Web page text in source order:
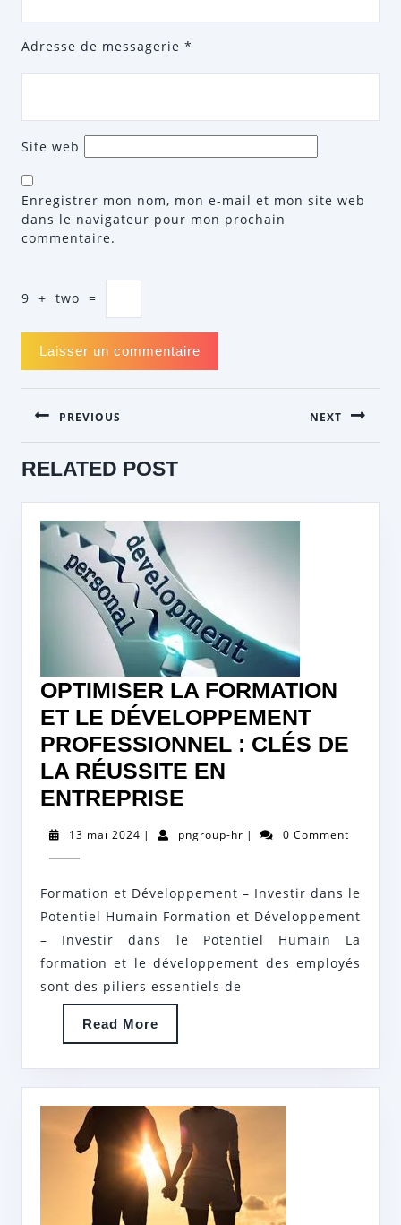
Adresse de messagerie *
Site web
Enregistrer mon nom, mon e-mail et mon site web
dans le navigateur pour mon prochain
commentaire.
9 + two =
NAVIGATION
DE
L’ARTICLE
PREVIOUS
post:
NEXT
RELATED POST
OPTIMISER LA FORMATION
ET LE DÉVELOPPEMENT
PROFESSIONNEL : CLÉS DE
LA RÉUSSITE EN
ENTREPRISE
LE
DÉVELOPPEMENT
PROFESSIONNEL
:
LA
RÉUSSITE
EN
ENTREPRISE
13 mai 2024 13| pngroup-hrpngroup-
| 0 Comment
Formation et Développement – Investir dans le
Potentiel Humain Formation et Développement
– Investir dans le Potentiel Humain La
formation et le développement des employés
sont des piliers essentiels de
Read More
More